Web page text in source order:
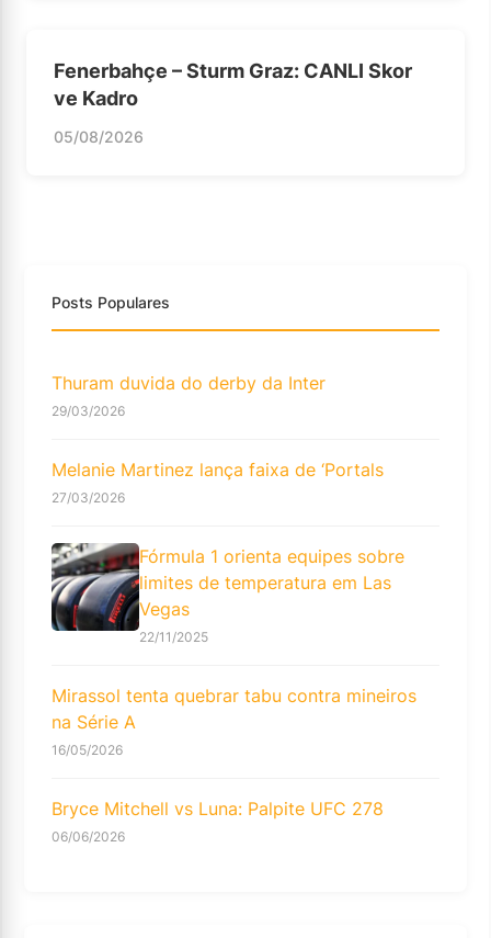
Fenerbahçe – Sturm Graz: CANLI Skor
ve Kadro
05/08/2026
Posts Populares
Thuram duvida do derby da Inter
29/03/2026
Melanie Martinez lança faixa de ‘Portals
27/03/2026
Fórmula 1 orienta equipes sobre
limites de temperatura em Las
Vegas
22/11/2025
Mirassol tenta quebrar tabu contra mineiros
na Série A
16/05/2026
Bryce Mitchell vs Luna: Palpite UFC 278
06/06/2026